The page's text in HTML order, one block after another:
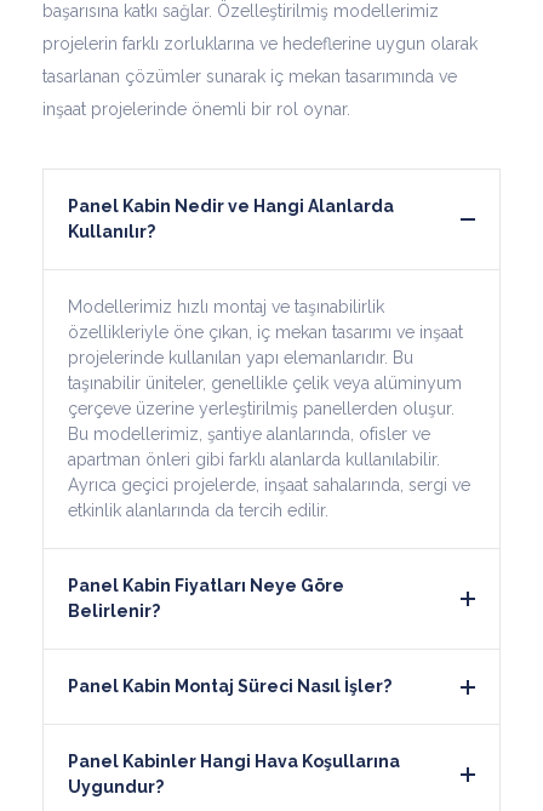
başarısına katkı sağlar. Özelleştirilmiş modellerimiz
projelerin farklı zorluklarına ve hedeflerine uygun olarak
tasarlanan çözümler sunarak iç mekan tasarımında ve
inşaat projelerinde önemli bir rol oynar.
Panel Kabin Nedir ve Hangi Alanlarda
Kullanılır?
Modellerimiz hızlı montaj ve taşınabilirlik
özellikleriyle öne çıkan, iç mekan tasarımı ve inşaat
projelerinde kullanılan yapı elemanlarıdır. Bu
taşınabilir üniteler, genellikle çelik veya alüminyum
çerçeve üzerine yerleştirilmiş panellerden oluşur.
Bu modellerimiz, şantiye alanlarında, ofisler ve
apartman önleri gibi farklı alanlarda kullanılabilir.
Ayrıca geçici projelerde, inşaat sahalarında, sergi ve
etkinlik alanlarında da tercih edilir.
Panel Kabin Fiyatları Neye Göre
Belirlenir?
Panel Kabin Montaj Süreci Nasıl İşler?
Panel Kabinler Hangi Hava Koşullarına
Uygundur?